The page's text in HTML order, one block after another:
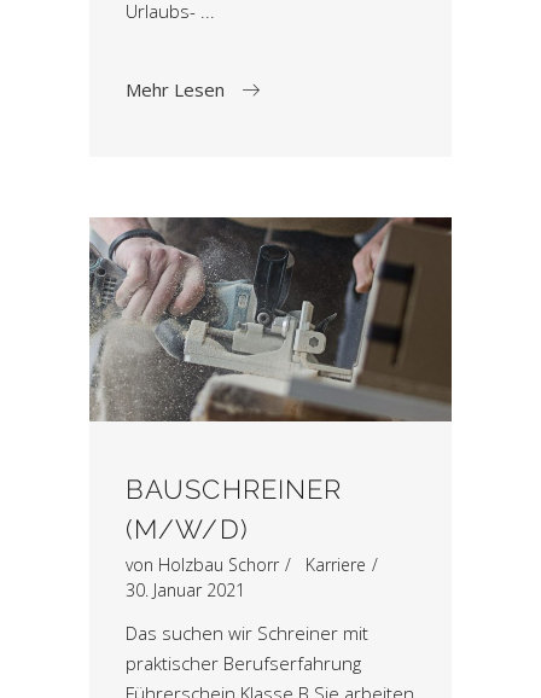
Urlaubs-
Mehr Lesen
BAUSCHREINER
(M/W/D)
von Holzbau Schorr
Karriere
30. Januar 2021
Das suchen wir Schreiner mit
praktischer Berufserfahrung